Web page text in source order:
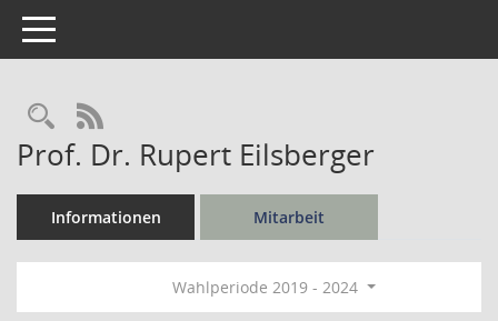
Toggle navigation
Rechercheauswahl
RSS-Feed
Prof. Dr. Rupert Eilsberger
Informationen Mitarbeit
Wahlperiode 2019 - 2024